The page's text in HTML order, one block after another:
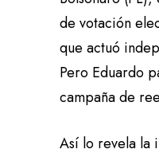
de votación
que actuó
Pero Eduardo
campaña de
Así lo revela la